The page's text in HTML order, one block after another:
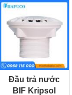
Đầu trả nước
BIF Kripsol